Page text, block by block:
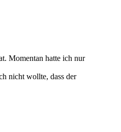
Momentan hatte ich nur
nicht wollte, dass der